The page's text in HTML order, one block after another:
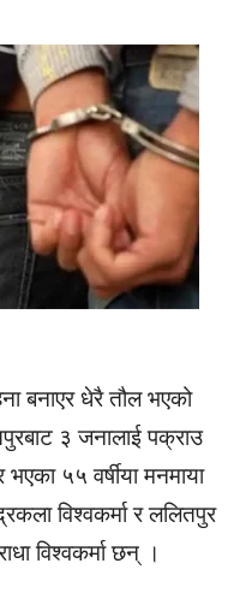
बनाएर धेरै तौल भएको
३ जनालाई पक्राउ
५५ वर्षीया मनमाया
विश्वकर्मा र ललितपुर
विश्वकर्मा छन् ।